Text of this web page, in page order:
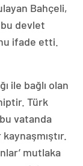
Bahçeli,
devlet
ifade etti.
ile bağlı olan
Türk
vatanda
mutlaka